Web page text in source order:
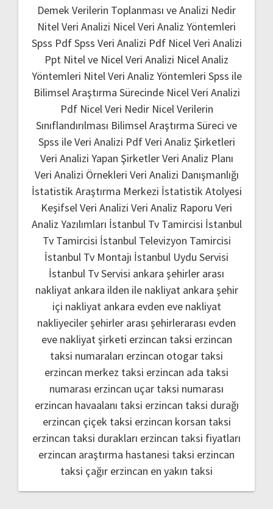
Demek Verilerin Toplanması ve Analizi Nedir
Nitel Veri Analizi Nicel Veri Analiz Yöntemleri
Spss PdfSpss Veri Analizi Pdf Nicel Veri Analizi
Ppt Nitel ve Nicel Veri Analizi Nicel Analiz
Yöntemleri Nitel Veri Analiz Yöntemleri Spss ile
Bilimsel Araştırma Sürecinde Nicel Veri Analizi
Pdf Nicel Veri Nedir Nicel Verilerin
Sınıflandırılması Bilimsel Araştırma Süreci ve
Spss ile Veri Analizi PdfVeri Analiz Şirketleri
Veri Analizi Yapan ŞirketlerVeri Analiz Planı
Veri Analizi Örnekleri Veri Analizi Danışmanlığı
İstatistik Araştırma Merkezi İstatistik Atolyesi
Keşifsel Veri Analizi Veri Analiz Raporu Veri
Analiz Yazılımları İstanbul Tv Tamircisi İstanbul
Tv Tamircisi İstanbul Televizyon Tamircisi
İstanbul Tv Montajı İstanbul Uydu Servisi
İstanbul Tv Servisi ankara şehirler arası
nakliyat ankara ilden ile nakliyat ankara şehir
içi nakliyat ankara evden eve nakliyat
nakliyeciler şehirler arası şehirlerarası evden
eve nakliyat şirketi erzincan taksi erzincan
taksi numaraları erzincan otogar taksi
erzincan merkez taksi erzincan ada taksi
numarası erzincan uçar taksi numarası
erzincan havaalanı taksi erzincan taksi durağı
erzincan çiçek taksi erzincan korsan taksi
erzincan taksi durakları erzincan taksi fiyatları
erzincan araştırma hastanesi taksi erzincan
taksi çağır erzincan en yakın taksi